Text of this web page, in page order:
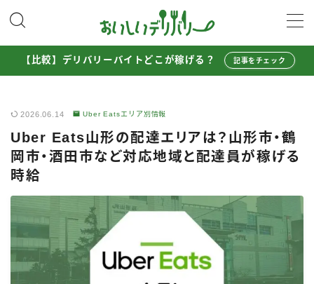
MENU
Uber Eats配達員ガイド
出前館配達員ガイド
menu配達員ガイド
ロケットナウ配達員ガイド
配達員272人アンケート調査
収入シミュレーター
配達員の体験談・口コミ
【比較】デリバリーバイトどこが稼げる？ 記事をチェック
2026.06.14 Uber Eatsエリア別情報
Uber Eats山形の配達エリアは？山形市・鶴
岡市・酒田市など対応地域と配達員が稼げる
時給